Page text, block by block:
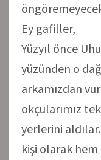
Ey gafiller,
Yüzyıl önce
yüzünden o
arkamızdan
okçularımız
yerlerini
kişi olarak